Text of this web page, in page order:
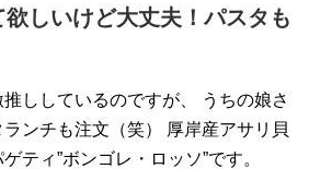
欲しいけど大丈夫！パスタも
ししているのですが、
うちの娘さ
ンチも注文（笑）
厚岸産アサリ貝
ティ”ボンゴレ・ロッソ”です。